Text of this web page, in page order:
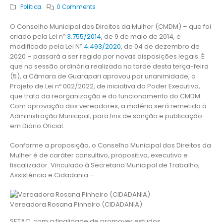
Política 0 Comments
O Conselho Municipal dos Direitos da Mulher (CMDM) – que foi
criado pela Lei nº3.755/2014, de 9 de maio de 2014, e
modificado pela Lei Nº 4.493/2020, de 04 de dezembro de
2020 – passará a ser regido por novas disposições legais. É
que na sessão ordinária realizada na tarde desta terça-feira
(5), a Câmara de Guarapari aprovou por unanimidade, o
Projeto de Lei nº 002/2022, de iniciativa do Poder Executivo,
que trata da reorganização e do funcionamento do CMDM.
Com aprovação dos vereadores, a matéria será remetida à
Administração Municipal, para fins de sanção e publicação
em Diário Oficial.
Conforme a proposição, o Conselho Municipal dos Direitos da
Mulher é de caráter consultivo, propositivo, executivo e
fiscalizador. Vinculado à Secretaria Municipal de Trabalho,
Assistência e Cidadania –
Vereadora Rosana Pinheiro (CIDADANIA)